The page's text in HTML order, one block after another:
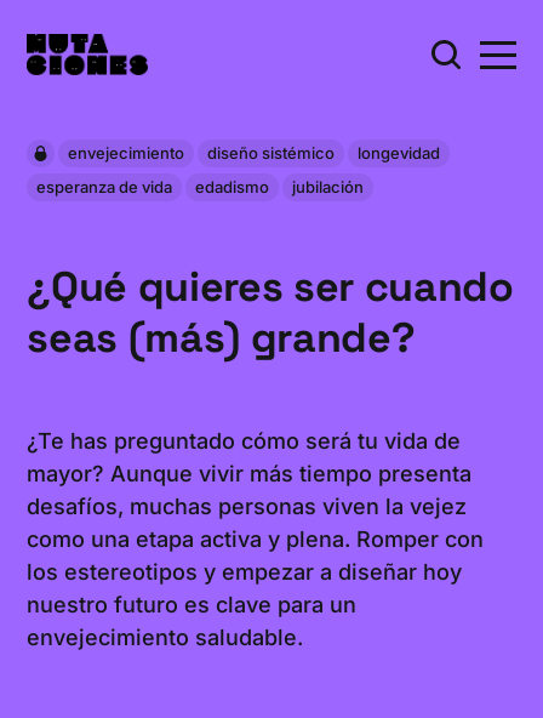
envejecimiento diseño sistémico
longevidad
esperanza de vida
edadismo jubilación
¿Qué quieres ser cuando
seas (más) grande?
¿Te has preguntado cómo será tu vida de
mayor? Aunque vivir más tiempo presenta
desafíos, muchas personas viven la vejez
como una etapa activa y plena. Romper con
los estereotipos y empezar a diseñar hoy
nuestro futuro es clave para un
envejecimiento saludable.